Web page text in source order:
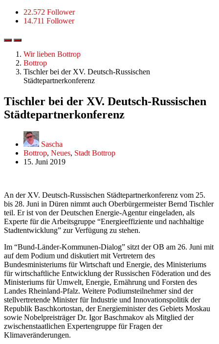
22.572 Follower
14.711 Follower
Wir lieben Bottrop
Bottrop
Tischler bei der XV. Deutsch-Russischen
Städtepartnerkonferenz
Tischler bei der XV. Deutsch-Russischen
Städtepartnerkonferenz
Sascha
Bottrop, Neues, Stadt Bottrop
15. Juni 2019
An der XV. Deutsch-Russischen Städtepartnerkonferenz vom 25.
bis 28. Juni in Düren nimmt auch Oberbürgermeister Bernd Tischler
teil. Er ist von der Deutschen Energie-Agentur eingeladen, als
Experte für die Arbeitsgruppe “Energieeffiziente und nachhaltige
Stadtentwicklung” zur Verfügung zu stehen.
Im “Bund-Länder-Kommunen-Dialog” sitzt der OB am 26. Juni mit
auf dem Podium und diskutiert mit Vertretern des
Bundesministeriums für Wirtschaft und Energie, des Ministeriums
für wirtschaftliche Entwicklung der Russischen Föderation und des
Ministeriums für Umwelt, Energie, Ernährung und Forsten des
Landes Rheinland-Pfalz. Weitere Podiumsteilnehmer sind der
stellvertretende Minister für Industrie und Innovationspolitik der
Republik Baschkortostan, der Energieminister des Gebiets Moskau
sowie Nobelpreisträger Dr. Igor Baschmakov als Mitglied der
zwischenstaatlichen Expertengruppe für Fragen der
Klimaveränderungen.